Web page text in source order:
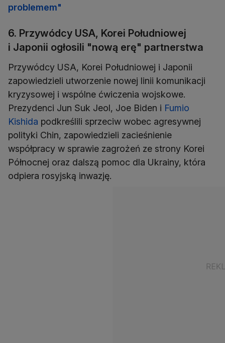
problemem"
6. Przywódcy USA, Korei Południowej
i Japonii ogłosili "nową erę" partnerstwa
Przywódcy USA, Korei Południowej i Japonii
zapowiedzieli utworzenie nowej linii komunikacji
kryzysowej i wspólne ćwiczenia wojskowe.
Prezydenci Jun Suk Jeol, Joe Biden i Fumio
Kishida podkreślili sprzeciw wobec agresywnej
polityki Chin, zapowiedzieli zacieśnienie
współpracy w sprawie zagrożeń ze strony Korei
Północnej oraz dalszą pomoc dla Ukrainy, która
odpiera rosyjską inwazję.